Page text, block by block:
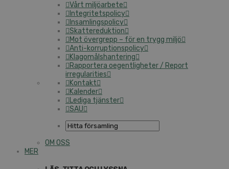
Vårt miljöarbete
Integritetspolicy
Insamlingspolicy
Skattereduktion
Mot övergrepp – för en trygg miljö
Anti-korruptionspolicy
Klagomålshantering
Rapportera oegentligheter / Report
irregularities
Kontakt
Kalender
Lediga tjänster
SAU
OM OSS
MER